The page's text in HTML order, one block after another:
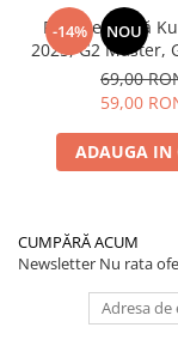
-14% NOU
Plăcuțe Frână
2025, G2 Master,
– Set 2 Bucăți
Spate)
69,00
59,00
ADAUGA IN
CUMPĂRĂ ACUM
Newsletter Nu rata